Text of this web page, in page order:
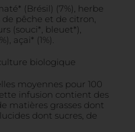
(Brésil) (7%), herbe
de pêche et de citron,
(souci*, bleuet*),
açai* (1%).
biologique
moyennes pour 100
infusion contient des
matières grasses dont
dont sucres, de